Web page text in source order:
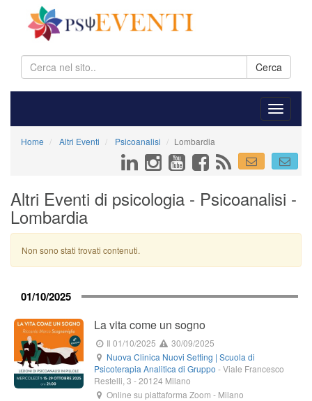
Cerca
Home Altri Eventi Psicoanalisi Lombardia
Altri Eventi di psicologia - Psicoanalisi -
Lombardia
Non sono stati trovati contenuti.
01/10/2025
La vita come un sogno
Il 01/10/2025
30/09/2025
Nuova Clinica Nuovi Setting | Scuola di
Psicoterapia Analitica di Gruppo -Viale Francesco
Restelli, 3 -20124 Milano
Online su piattaforma Zoom - Milano